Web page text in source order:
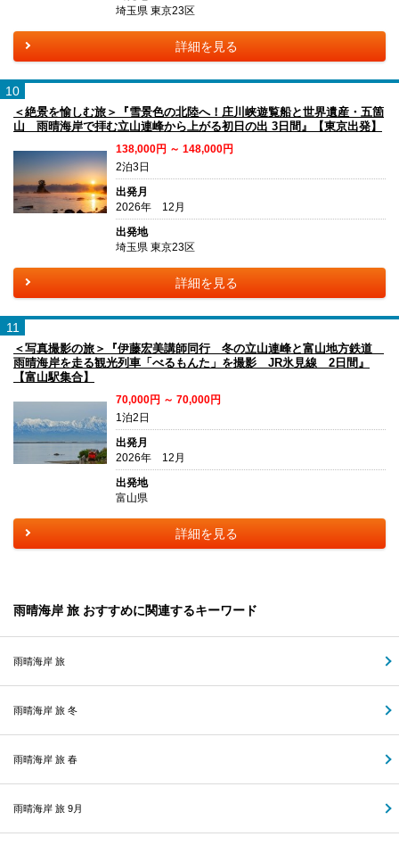
埼玉県 東京23区
詳細を見る
10
＜絶景を愉しむ旅＞『雪景色の北陸へ！庄川峡遊覧船と世界遺産・五箇
山 雨晴海岸で拝む立山連峰から上がる初日の出 3日間』【東京出発】
138,000円 ～ 148,000円
2泊3日
出発月
2026年 12月
出発地
埼玉県 東京23区
詳細を見る
11
＜写真撮影の旅＞『伊藤宏美講師同行 冬の立山連峰と富山地方鉄道
雨晴海岸を走る観光列車「べるもんた」を撮影 JR氷見線 2日間』
【富山駅集合】
70,000円 ～ 70,000円
1泊2日
出発月
2026年 12月
出発地
富山県
詳細を見る
雨晴海岸 旅 おすすめに関連するキーワード
雨晴海岸 旅
雨晴海岸 旅 冬
雨晴海岸 旅 春
雨晴海岸 旅 9月